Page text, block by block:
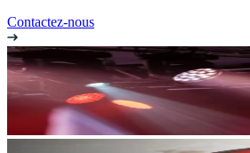
Contactez-nous